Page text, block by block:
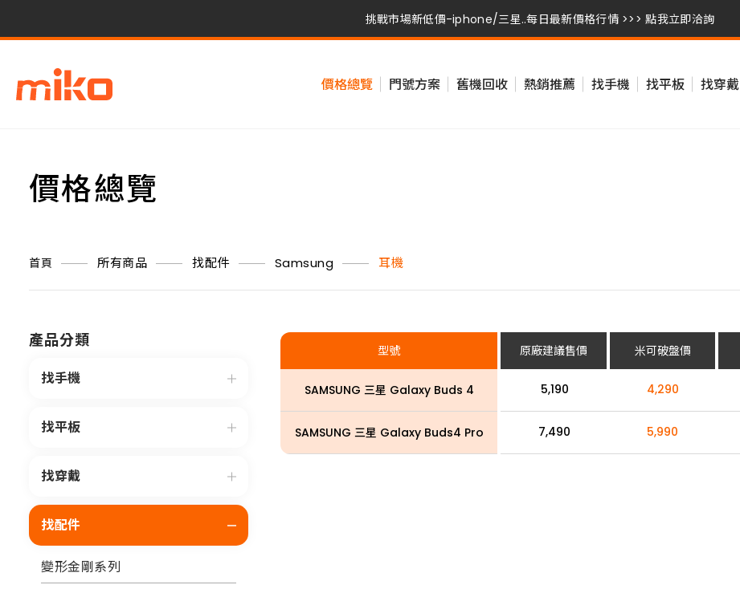
挑戰市場新低價-iphone/三星..每日最新價格行情 >>> 點我立即洽詢
挑戰市場新低價-iphone/三星..每日最新價格行情 >>> 點我立即洽詢
價格總覽 門號方案 舊機回收 熱銷推薦 找手機 找平板 找穿戴
價格總覽
首頁 所有商品 找配件 Samsung 耳機
產品分類
找手機
找平板
找穿戴
找配件
變形金剛系列
型號 原廠建議售價 米可破盤價
SAMSUNG 三星 Galaxy Buds 4 5,190 4,290
SAMSUNG 三星 Galaxy Buds4 Pro 7,490 5,990